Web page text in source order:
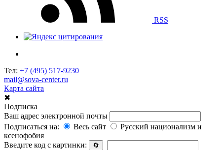
RSS
Тел: +7 (495) 517-9230
mail@sova-center.ru
Карта сайта
✖
Подписка
Ваш адрес электронной почты
Подписаться на:
Весь сайт
Русский национализм и
ксенофобия
Введите код с картинки:
🔄